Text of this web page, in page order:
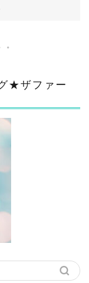
★ザファー